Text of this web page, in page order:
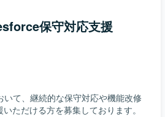
ト・チェック対応を丁寧に行い、
ることができます。属人化してい
わる機会があり、マーケティング
となります。
保守対応支援
いて、継続的な保守対応や機能改修
ただける方を募集しております。